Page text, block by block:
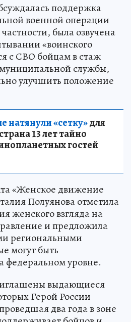
поддержка
военной операции
была озвучена
«воинского
с СВО бойцам в стаж
службы,
улучшить положение
«сетку»для
13 лет тайно
гостей
«Женское движение
Полуянова отметила
женского взгляда на
и предложила
региональными
могут быть
уровне.
выдающиеся
Герой России
два года в зоне